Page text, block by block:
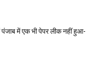
पंजाब में एक भी पेपर लीक नहीं हुआ-